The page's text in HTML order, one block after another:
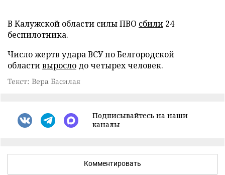
В Калужской области силы ПВО сбили 24
беспилотника.
Число жертв удара ВСУ по Белгородской
областивыросло до четырех человек.
Текст: Вера Басилая
Подписывайтесь на наши
каналы
Комментировать